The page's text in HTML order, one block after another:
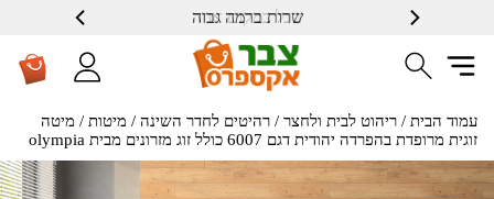
שרות ברמה גבוה
עמוד הבית / ריהוט לבית ולחצר / רהיטים לחדר השינה / מיטות / מיטה
זוגית מרופדת בהפרדה יהודית דגם 6007 כולל זוג מזרונים מבית olympia